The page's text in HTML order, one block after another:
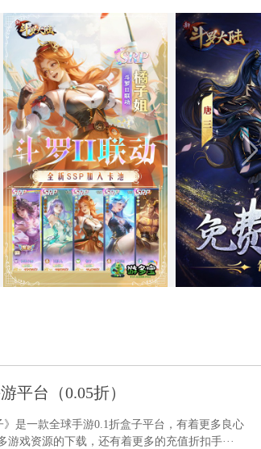
平台（0.05折）
》是一款全球手游0.1折盒子平台，有着更多良心
游戏资源的下载，还有着更多的充值折扣手···